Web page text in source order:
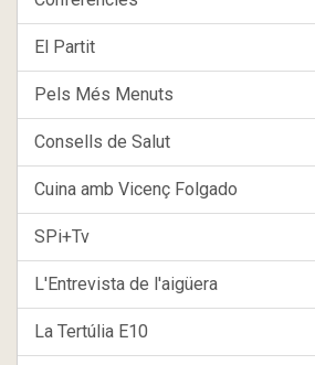
El Partit
Pels Més Menuts
Consells de Salut
Cuina amb Vicenç Folgado
SPi+Tv
L'Entrevista de l'aigüera
La Tertúlia E10